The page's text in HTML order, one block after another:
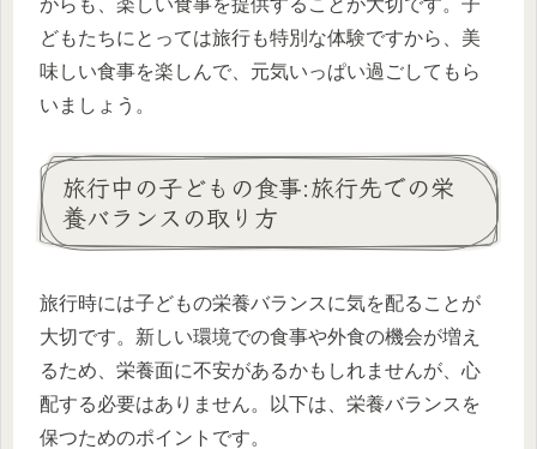
どもたちにとっては旅行も特別な体験ですから、美
味しい食事を楽しんで、元気いっぱい過ごしてもら
いましょう。
旅行中の子どもの食事:旅行先での栄
養バランスの取り方
旅行時には子どもの栄養バランスに気を配ることが
大切です。新しい環境での食事や外食の機会が増え
るため、栄養面に不安があるかもしれませんが、心
配する必要はありません。以下は、栄養バランスを
保つためのポイントです。